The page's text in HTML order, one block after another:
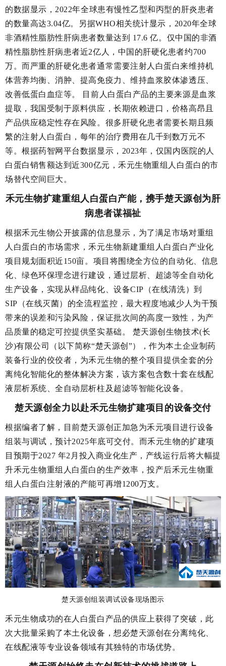
的数据显示，2022年全球患有慢性乙型和丙型的肝炎患者
的数量高达3.04亿。另据WHO相关统计显示，2020年全球
非酒精性脂肪性肝病患者数量达到 17.6 亿。仅中国的非酒
精性脂肪性肝病患者近2亿人，中国的肝硬化患者约700
万。而严重的肝硬化患者通常需要注射人白蛋白来维持机
体营养均衡、消肿、提高免疫力、维持血浆胶体渗透压、
改善低蛋白血症等。 目前人白蛋白产品的主要来源是血浆
提取，我国受制于原料供应，长期依赖进口，价格高昂且
产品供应稳定性存在风险。很多肝硬化患者需要长期且频
繁的注射人白蛋白，每年的治疗费用在几千到数万元不
等。根据药智网平台数据显示，2023年，仅国内医院的人
白蛋白销售额达到近300亿元，禾元生物重组人白蛋白的市
场替代空间巨大。
禾元生物扩建重组人白蛋白产能，携手楚天源创为肝
病患者谋福祉
根据禾元生物公开披露的信息显示，为了满足市场对重组
人白蛋白的市场需求，禾元生物新建重组人白蛋白产业化
项目规划面积近150亩。项目将围绕全方位的自动化、信息
化、绿色环保理念进行建设，通过层析、超滤等全自动化
生产设备，实现从样品纯化、设备CIP（在线清洗）到
SIP（在线灭菌）的全流程监控，最大程度地减少人为干预
带来的误差和污染风险，保证批次间的高度一致性，为产
品质量的稳定可控提供坚实基础。 楚天源创生物技术(长
沙)有限公司（以下简称“楚天源创”），作为本土企业制药
装备行业的佼佼者，为禾元生物的整个项目提供全套的分
离纯化智能化的整体解决方案，该方案包含数十套在线配
液层析系统、全自动层析柱及超滤等智能化设备。
楚天源创全力以赴禾元生物扩建项目的设备交付
根据编者了解，目前楚天源创正加急为禾元项目进行设备
组装与调试，预计2025年底可交付。而禾元生物的扩建项
目预期于2027 年2月投入商业化生产，产线运行后将大幅提
升禾元生物重组人白蛋白的生产效率，投产后禾元生物重
组人白蛋白注射液的产能可再增1200万支。
楚天源创组装调试设备现场图示
禾元生物成功的在人白蛋白产品的供应上获得了突破，此
次大批量采购了本土化设备，想必楚天源创在分离纯化、
在线配液等专业设备领域有其独特的市场优势。